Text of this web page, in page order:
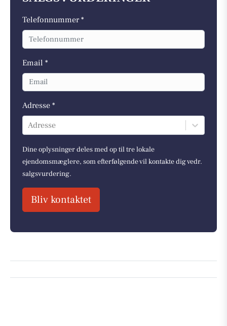
Telefonnummer *
Email *
Adresse *
Adresse
Dine oplysninger deles med op til tre lokale
ejendomsmæglere, som efterfølgende vil kontakte dig vedr.
salgsvurdering.
Bliv kontaktet